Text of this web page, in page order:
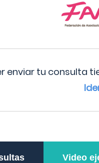
enviar tu consulta
Video